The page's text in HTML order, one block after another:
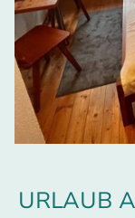
URLAUB